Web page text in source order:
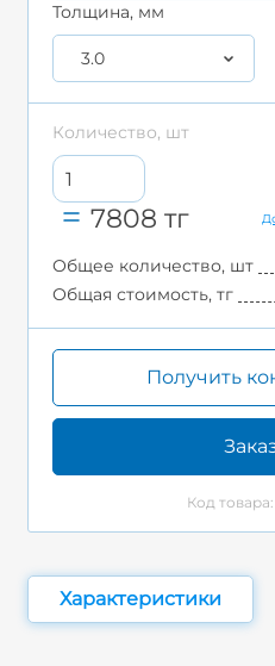
Толщина, мм
3.0
Количество, шт
7808 тг
Общее количество, шт
Общая стоимость, тг
Получить
Код
Характеристики